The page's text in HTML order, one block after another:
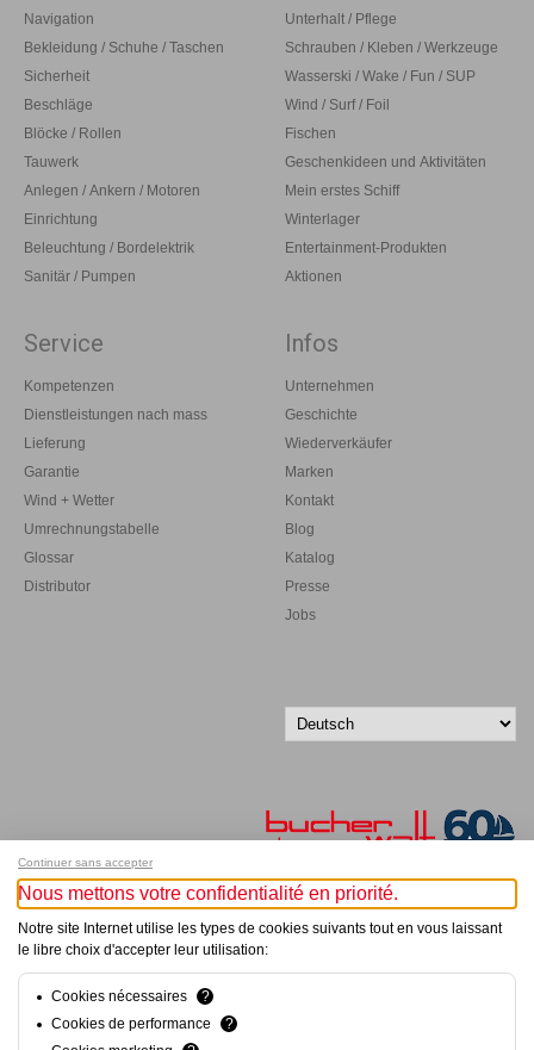
Navigation
Bekleidung / Schuhe / Taschen
Sicherheit
Beschläge
Blöcke / Rollen
Tauwerk
Anlegen / Ankern / Motoren
Einrichtung
Beleuchtung / Bordelektrik
Sanitär / Pumpen
Unterhalt / Pflege
Schrauben / Kleben / Werkzeuge
Wasserski / Wake / Fun / SUP
Wind / Surf / Foil
Fischen
Geschenkideen und Aktivitäten
Mein erstes Schiff
Winterlager
Entertainment-Produkten
Aktionen
Service
Kompetenzen
Dienstleistungen nach mass
Lieferung
Garantie
Wind + Wetter
Umrechnungstabelle
Glossar
Distributor
Infos
Unternehmen
Geschichte
Wiederverkäufer
Marken
Kontakt
Blog
Katalog
Presse
Jobs
Melde dich für unseren Newsletter an!
© Bucher+Walt 2011-2026
Continuer sans accepter
Nous mettons votre confidentialité en priorité.
Notre site Internet utilise les types de cookies suivants tout en vous laissant
le libre choix d'accepter leur utilisation:
Cookies nécessaires
?
Cookies de performance
?